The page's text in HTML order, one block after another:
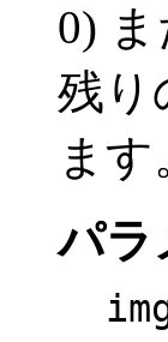
0)
残り
ます
パラ